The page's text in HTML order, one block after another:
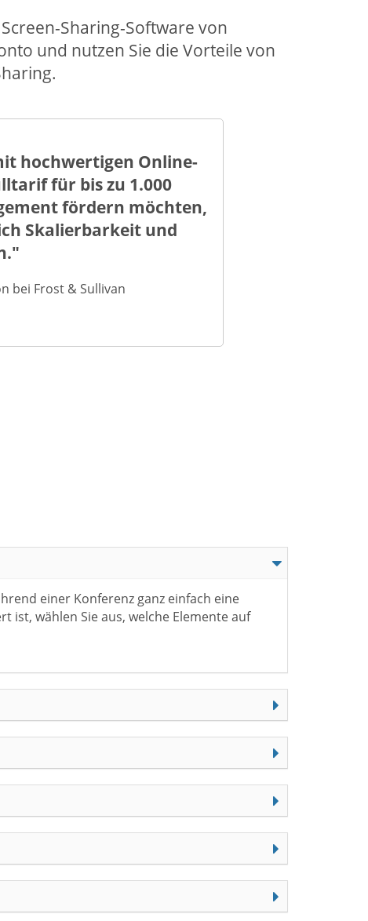
Sharing-Software von
und nutzen Sie die Vorteile von
hochwertigen Online-
für bis zu 1.000
fördern möchten,
Skalierbarkeit und
bei Frost & Sullivan
einer Konferenz ganz einfach eine
ist, wählen Sie aus, welche Elemente auf